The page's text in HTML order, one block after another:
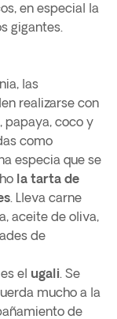
en especial la
gigantes.
las
realizarse con
papaya, coco y
como
especia que se
la tarta de
. Lleva carne
aceite de oliva,
de
el ugali. Se
mucho a la
de